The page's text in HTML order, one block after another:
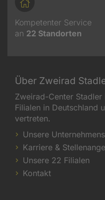
Kompetenter Service
an 22 Standorten
Über Zweirad
Zweirad-Center
Filialen in Deutschland
vertreten.
Unsere
Karriere &
Unsere 22 Filialen
Kontakt